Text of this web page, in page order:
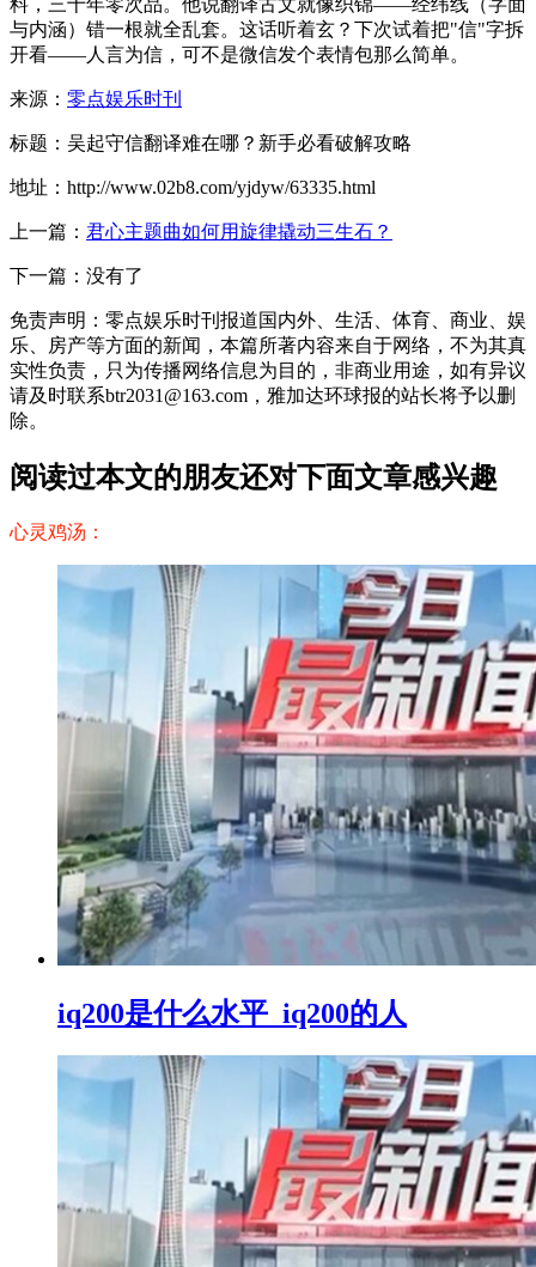
与内涵）错一根就全乱套。这话听着玄？下次试着把"信"字拆
开看——人言为信，可不是微信发个表情包那么简单。
来源： 零点娱乐时刊
标题：吴起守信翻译难在哪？新手必看破解攻略
地址：http://www.02b8.com/yjdyw/63335.html
上一篇： 君心主题曲如何用旋律撬动三生石？
下一篇：没有了
免责声明：零点娱乐时刊报道国内外、生活、体育、商业、娱
乐、房产等方面的新闻，本篇所著内容来自于网络，不为其真
实性负责，只为传播网络信息为目的，非商业用途，如有异议
请及时联系btr2031@163.com，雅加达环球报的站长将予以删
除。
阅读过本文的朋友还对下面文章感兴趣
心灵鸡汤：
iq200是什么水平_iq200的人